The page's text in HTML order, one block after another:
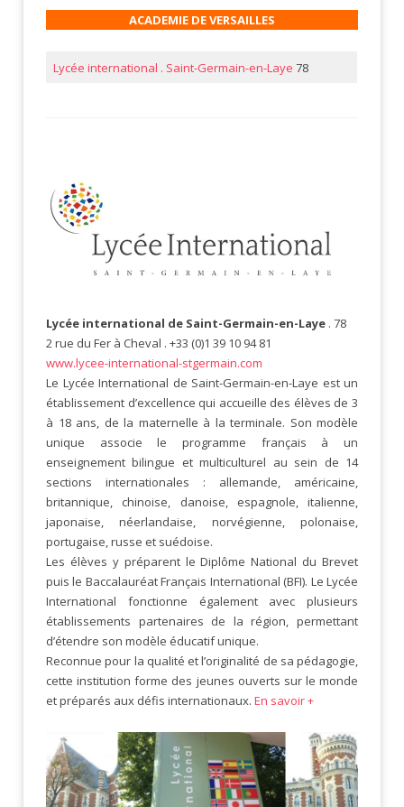
ACADEMIE DE VERSAILLES
Lycée international . Saint-Germain-en-Laye 78
Lycée international de Saint-Germain-en-Laye . 78
2 rue du Fer à Cheval . +33 (0)1 39 10 94 81
www.lycee-international-stgermain.com
Le Lycée International de Saint-Germain-en-Laye est un
établissement d’excellence qui accueille des élèves de 3
à 18 ans, de la maternelle à la terminale. Son modèle
unique associe le programme français à un
enseignement bilingue et multiculturel au sein de 14
sections internationales : allemande, américaine,
britannique, chinoise, danoise, espagnole, italienne,
japonaise, néerlandaise, norvégienne, polonaise,
portugaise, russe et suédoise.
Les élèves y préparent le Diplôme National du Brevet
puis le Baccalauréat Français International (BFI). Le Lycée
International fonctionne également avec plusieurs
établissements partenaires de la région, permettant
d’étendre son modèle éducatif unique.
Reconnue pour la qualité et l’originalité de sa pédagogie,
cette institution forme des jeunes ouverts sur le monde
et préparés aux défis internationaux. En savoir +